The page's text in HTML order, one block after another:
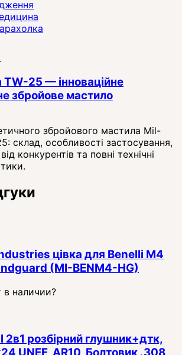
25 — інноваційне
збройове мастило
збройового мастила Mil-
склад, особливості застосування,
конкурентів та повні технічні
цівка для Benelli M4
(MI-BENM4-HG)
в наличии?
2в1 розбірний глушник+дтк,